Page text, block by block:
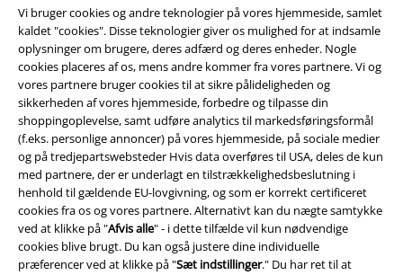
Vi bruger cookies og andre teknologier på vores hjemmeside, samlet
kaldet "cookies". Disse teknologier giver os mulighed for at indsamle
oplysninger om brugere, deres adfærd og deres enheder. Nogle
cookies placeres af os, mens andre kommer fra vores partnere. Vi og
vores partnere bruger cookies til at sikre pålideligheden og
sikkerheden af ​​vores hjemmeside, forbedre og tilpasse din
shoppingoplevelse, samt udføre analytics til markedsføringsformål
(f.eks. personlige annoncer) på vores hjemmeside, på sociale medier
og på tredjepartswebsteder Hvis data overføres til USA, deles de kun
med partnere, der er underlagt en tilstrækkelighedsbeslutning i
henhold til gældende EU-lovgivning, og som er korrekt certificeret
cookies fra os og vores partnere. Alternativt kan du nægte samtykke
ved at klikke på "Afvis alle" - i dette tilfælde vil kun nødvendige
cookies blive brugt. Du kan også justere dine individuelle
præferencer ved at klikke på "Sæt indstillinger." Du har ret til at
Salgs-, medlems- & leveringsbetingelser
Om EMP Danmark
Persondatapolitik
Bortskaffelse af affald og miljøbeskyttelse
Overensstemmelseserklæring
Oplysninger om tilgængelighed
Cokie indstillinger